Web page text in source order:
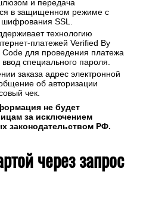
перенаправлены на
для ввода реквизитов
персональной
ПАО "Сбербанк".
и передача
в защищенном режиме с
шифрования SSL.
технологию
платежей Verified By
для проведения платежа
специального пароля.
чек.
не будет
за исключением
законодательством РФ.